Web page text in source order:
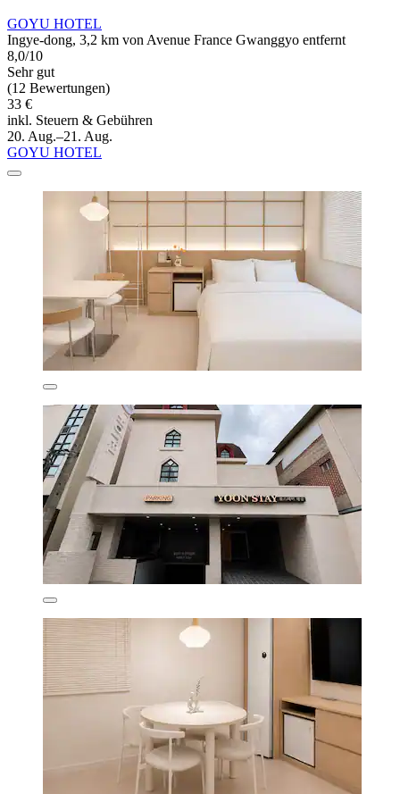
GOYU HOTEL
Ingye-dong, 3,2 km von Avenue France Gwanggyo entfernt
8,0/10
Sehr gut
(12 Bewertungen)
33 €
inkl. Steuern & Gebühren
20. Aug.–21. Aug.
GOYU HOTEL